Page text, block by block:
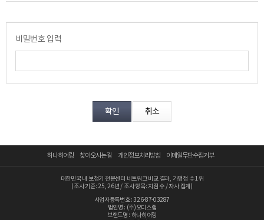
비밀번호 입력
하나히어링 찾아오시는 길 개인정보처리방침 이메일무단수집거부
대한민국 내 보청기 전문센터 네트워크 비교 결과, 가맹점 수 1위
(조사 기준: 25, 26년 / 조사 항목: 지점 수 / 자사 집계)
사업자등록번호 : 326-87-03287
법인명 : (주)오디스랩
브랜드명 : 하나히어링
센터
내용